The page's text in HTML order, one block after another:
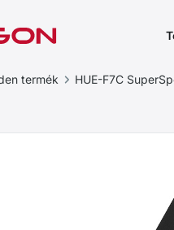
termék HUE-F7C